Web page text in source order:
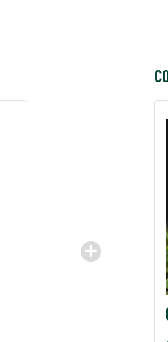
add